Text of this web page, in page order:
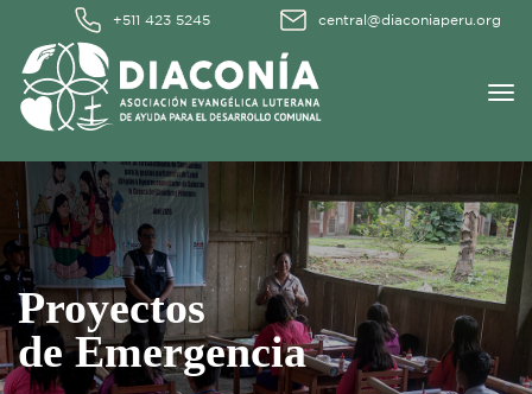
+511 423 5245 central@diaconiaperu.org
Proyectos
de Emergencia